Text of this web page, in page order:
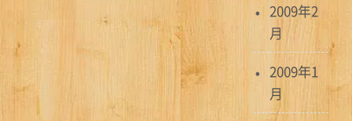
2009年2
月
2009年1
月